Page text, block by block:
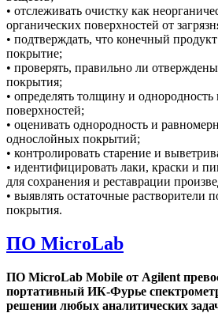
• отслеживать очистку как
органических поверхностей от
• подтверждать, что конечный
покрытие;
• проверять, правильно ли
покрытия;
• определять толщину и однородность
поверхностей;
• оценивать однородность и
однослойных покрытий;
• контролировать старение и
• идентифицировать лаки, краски и
для сохранения и реставрации
• выявлять остаточные растворители
покрытия.
ПО MicroLab
ПО MicroLab Mobile от Agilent
портативный ИК-Фурье
решении любых аналитических